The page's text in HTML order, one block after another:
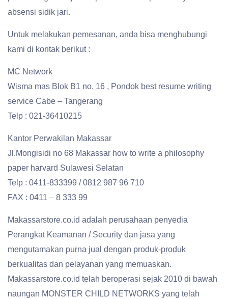
absensi sidik jari.
Untuk melakukan pemesanan, anda bisa menghubungi
kami di kontak berikut :
MC Network
Wisma mas Blok B1 no. 16 , Pondok best resume writing
service Cabe – Tangerang
Telp : 021-36410215
Kantor Perwakilan Makassar
Jl.Mongisidi no 68 Makassar how to write a philosophy
paper harvard Sulawesi Selatan
Telp : 0411-833399 / 0812 987 96 710
FAX : 0411 – 8 333 99
Makassarstore.co.id adalah perusahaan penyedia
Perangkat Keamanan / Security dan jasa yang
mengutamakan purna jual dengan produk-produk
berkualitas dan pelayanan yang memuaskan.
Makassarstore.co.id telah beroperasi sejak 2010 di bawah
naungan MONSTER CHILD NETWORKS yang telah